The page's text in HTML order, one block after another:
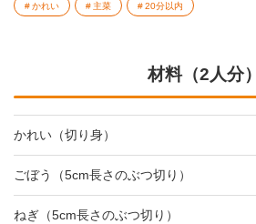
かれい 主菜 20分以内
材料（2人分）
かれい（切り身）
ごぼう（5cm長さのぶつ切り）
ねぎ（5cm長さのぶつ切り）